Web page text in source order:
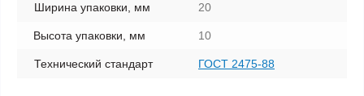
Ширина упаковки, мм 20
Высота упаковки, мм 10
Технический стандарт ГОСТ 2475-88